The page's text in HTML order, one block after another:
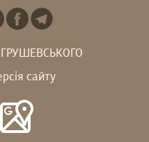
сайту